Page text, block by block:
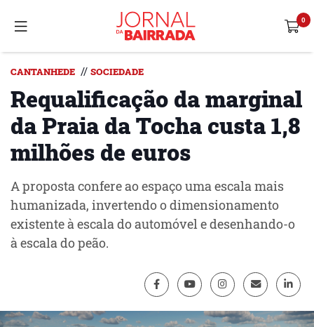
CANTANHEDE // SOCIEDADE
Requalificação da marginal
da Praia da Tocha custa 1,8
milhões de euros
A proposta confere ao espaço uma escala mais
humanizada, invertendo o dimensionamento
existente à escala do automóvel e desenhando-o
à escala do peão.